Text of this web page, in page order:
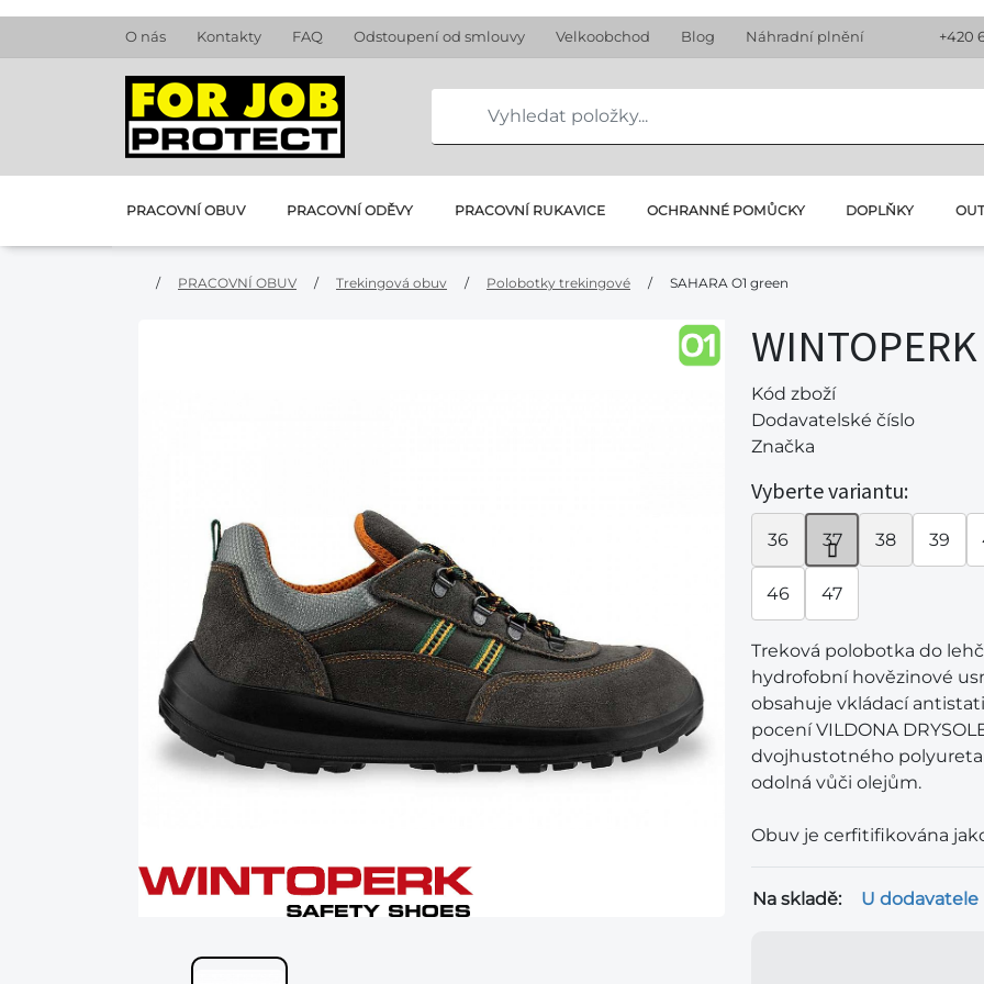
O nás Kontakty FAQ Odstoupení od smlouvy Velkoobchod Blog Náhradní plnění +420
PRACOVNÍ OBUV PRACOVNÍ ODĚVY PRACOVNÍ RUKAVICE OCHRANNÉ POMŮCKY DOPLŇKY
/ PRACOVNÍ OBUV / Trekingová obuv / Polobotky trekingové / SAHARA O1 green
Kód zboží
Dodavatelské číslo
Značka
Vyberte variantu:
36 37 38 39
46 47
Treková polobotka do
hydrofobní hovězinové
obsahuje vkládací
pocení VILDONA
dvojhustotného
odolná vůči olejům.
Obuv je cerfitifikována
Na skladě: U dodavatele